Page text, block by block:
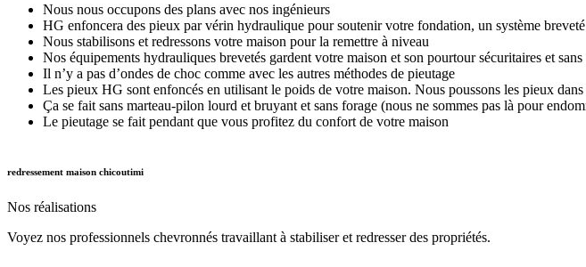
Nous nous occupons des plans avec nos ingénieurs
HG enfoncera des pieux par vérin hydraulique pour soutenir votre fondation, un système
Nous stabilisons et redressons votre maison pour la remettre à niveau
Nos équipements hydrauliques brevetés gardent votre maison et son pourtour sécuritaires et
Il n’y a pas d’ondes de choc comme avec les autres méthodes de pieutage
Les pieux HG sont enfoncés en utilisant le poids de votre maison. Nous poussons les pieux dans
Ça se fait sans marteau-pilon lourd et bruyant et sans forage (nous ne sommes pas là pour
Le pieutage se fait pendant que vous profitez du confort de votre maison
redressement maison chicoutimi
Nos réalisations
Voyez nos professionnels chevronnés travaillant à stabiliser et redresser des propriétés.